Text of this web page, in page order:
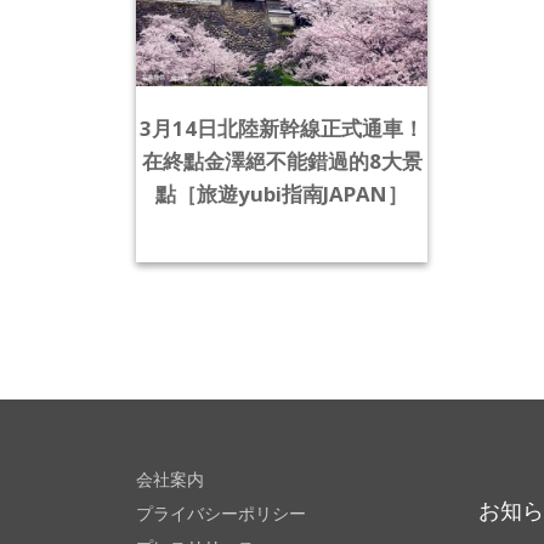
3月14日北陸新幹線正式通車！
在終點金澤絕不能錯過的8大景
點［旅遊yubi指南JAPAN］
会社案内
プライバシーポリシー
お知